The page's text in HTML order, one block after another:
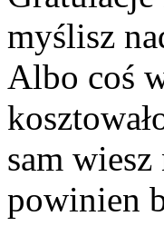
myślisz
Albo coś
sam
powinien